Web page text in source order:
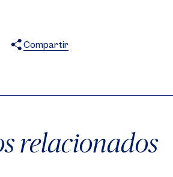
Compartir
relacionados